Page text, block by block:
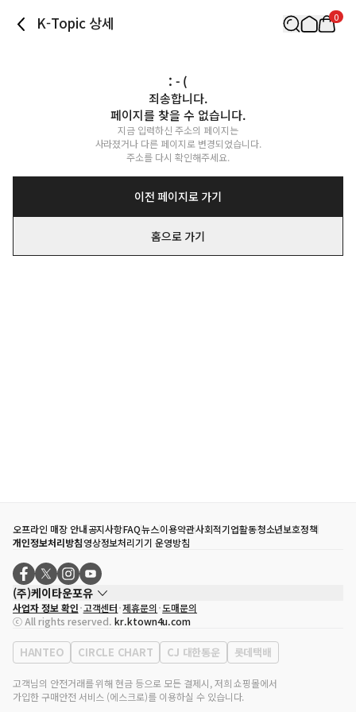
K-Topic 상세 0
: - (
죄송합니다.
페이지를 찾을 수 없습니다.
지금 입력하신 주소의 페이지는
사라졌거나 다른 페이지로 변경되었습니다.
주소를 다시 확인해주세요.
이전 페이지로 가기
홈으로 가기
오프라인 매장 안내공지사항FAQ뉴스이용약관사회적기업활동청소년보호정책
개인정보처리방침영상정보처리기기 운영방침
(주)케이타운포유
대표자
송효민
사업자등록번호
120-87-71116
통신판매업 신고번호 제2011-서울강남-02223
대표전화
02-552-9855
사업자 정보 확인 고객센터 제휴문의 도매문의
ⓒ All rights reserved. kr.ktown4u.com
HANTEO CIRCLE CHART CJ 대한통운 롯데택배
고객님의 안전거래를 위해 현금 등으로 모든 결제시, 저희 쇼핑몰에서
가입한 구매안전 서비스 (에스크로)를 이용하실 수 있습니다.